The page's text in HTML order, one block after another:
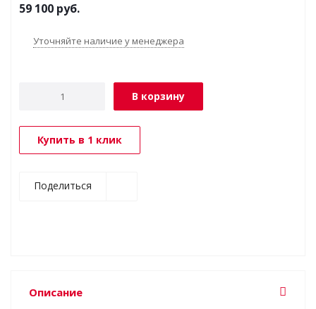
59 100 руб.
Уточняйте наличие у менеджера
В корзину
Купить в 1 клик
Поделиться
Описание